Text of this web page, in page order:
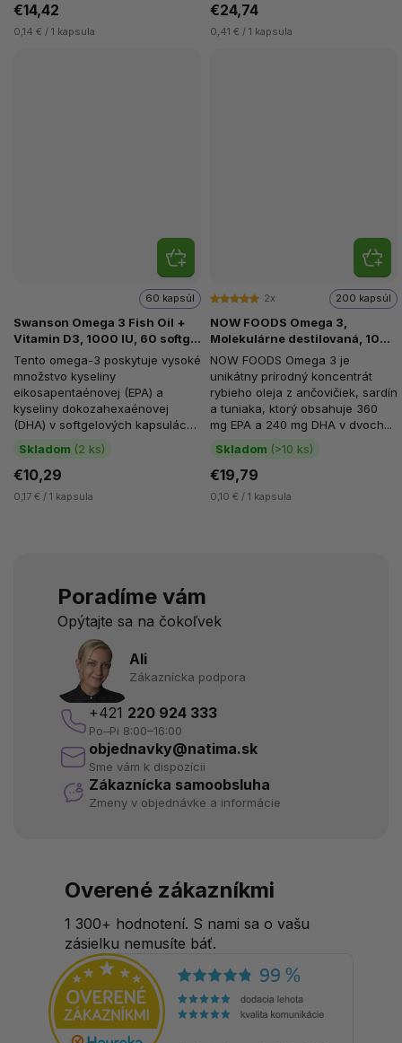
€14,42
0,14 € / 1 kapsula
€24,74
0,41 € / 1 kapsula
Swanson Omega 3 Fish Oil +
Vitamin D3, 1000 IU, 60 softgel
kapsúl
Skladom (2 ks)
60 kapsúl
€10,29
0,17 € / 1 kapsula
Tento omega-3 poskytuje vysoké
množstvo kyseliny
eikosapentaénovej (EPA) a
kyseliny dokozahexaénovej
(DHA) v softgelových kapsulách
s citrónovou príchuťou. Tento
produkt...
NOW FOODS Omega 3,
Molekulárne destilovaná, 1000
mg, 200 softgel kapsúl
2x
Skladom (>10 ks)
200 kapsúl
€19,79
0,10 € / 1 kapsula
NOW FOODS Omega 3 je
unikátny prírodný koncentrát
rybieho oleja z ančovičiek, sardín
a tuniaka, ktorý obsahuje 360
mg EPA a 240 mg DHA v dvoch...
Poradíme vám
Opýtajte sa na čokoľvek
Ali
Zákaznícka podpora
+421 220 924 333
Po–Pi 8:00–16:00
objednavky@natima.sk
Sme vám k dispozícii
Zákaznícka samoobsluha
Zmeny v objednávke a informácie
Overené zákazníkmi
1 300+ hodnotení. S nami sa o vašu
zásielku nemusíte báť.